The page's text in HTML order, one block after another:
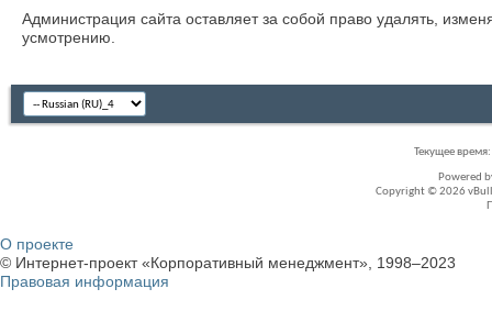
Администрация сайта оставляет за собой право удалять,
усмотрению.
Текущее время:
Powered
Copyright © 2026
О проекте
© Интернет-проект «Корпоративный менеджмент», 1998–2023
Правовая информация